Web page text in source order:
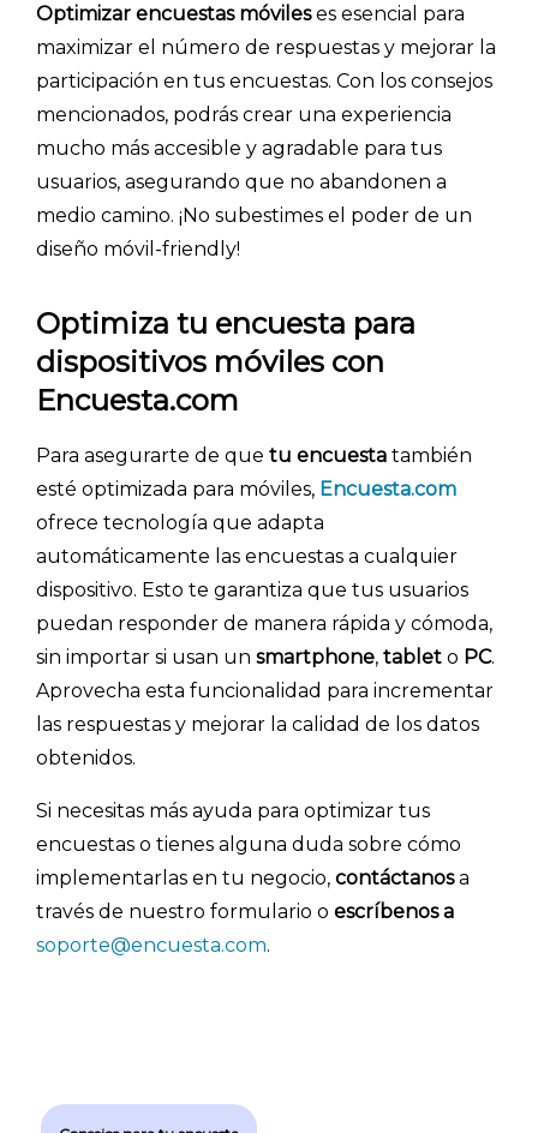
Explorar categorías:
- Consejos para tu encuesta
- Encuesta.com
- Encuestas de NPS
- Encuestas de recursos humanos
- Inteligencia artificial
- Investigación de mercados
- Marketing y encuestas
Optimizar encuestas móvileses esencial para
maximizar el número de respuestas y mejorar la
participación en tus encuestas. Con los consejos
mencionados, podrás crear una experiencia
mucho más accesible y agradable para tus
usuarios, asegurando que no abandonen a
medio camino. ¡No subestimes el poder de un
diseño móvil-friendly!
Optimiza tu encuesta para
dispositivos móviles con
Encuesta.com
Para asegurarte de que tu encuesta también
esté optimizada para móviles, Encuesta.com
ofrece tecnología que adapta
automáticamente las encuestas a cualquier
dispositivo. Esto te garantiza que tus usuarios
puedan responder de manera rápida y cómoda,
sin importar si usan un smartphone, tablet o PC.
Aprovecha esta funcionalidad para incrementar
las respuestas y mejorar la calidad de los datos
obtenidos.
Si necesitas más ayuda para optimizar tus
encuestas o tienes alguna duda sobre cómo
implementarlas en tu negocio, contáctanosa
través de nuestro formulario o escríbenos a
soporte@encuesta.com.